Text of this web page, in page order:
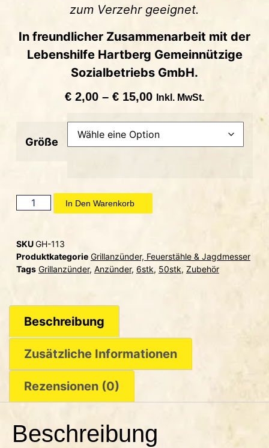
zum Verzehr geeignet.
In freundlicher Zusammenarbeit mit der
Lebenshilfe Hartberg Gemeinnützige
Sozialbetriebs GmbH.
€ 2,00 – € 15,00 Inkl. MwSt.
Größe
In Den Warenkorb
SKUGH-113
Produktkategorie Grillanzünder, Feuerstähle & Jagdmesser
Tags Grillanzünder, Anzünder, 6stk, 50stk, Zubehör
Beschreibung
Zusätzliche Informationen
Rezensionen (0)
Beschreibung